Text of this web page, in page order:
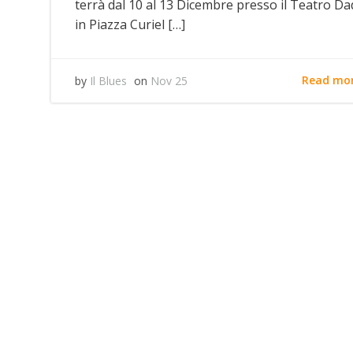
terrà dal 10 al 13 Dicembre presso il Teatro
in Piazza Curiel […]
by Il Blues on Nov 25 Read